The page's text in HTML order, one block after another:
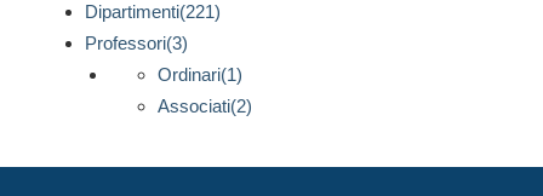
Dipartimenti(221)
Professori(3)
Ordinari(1)
Associati(2)